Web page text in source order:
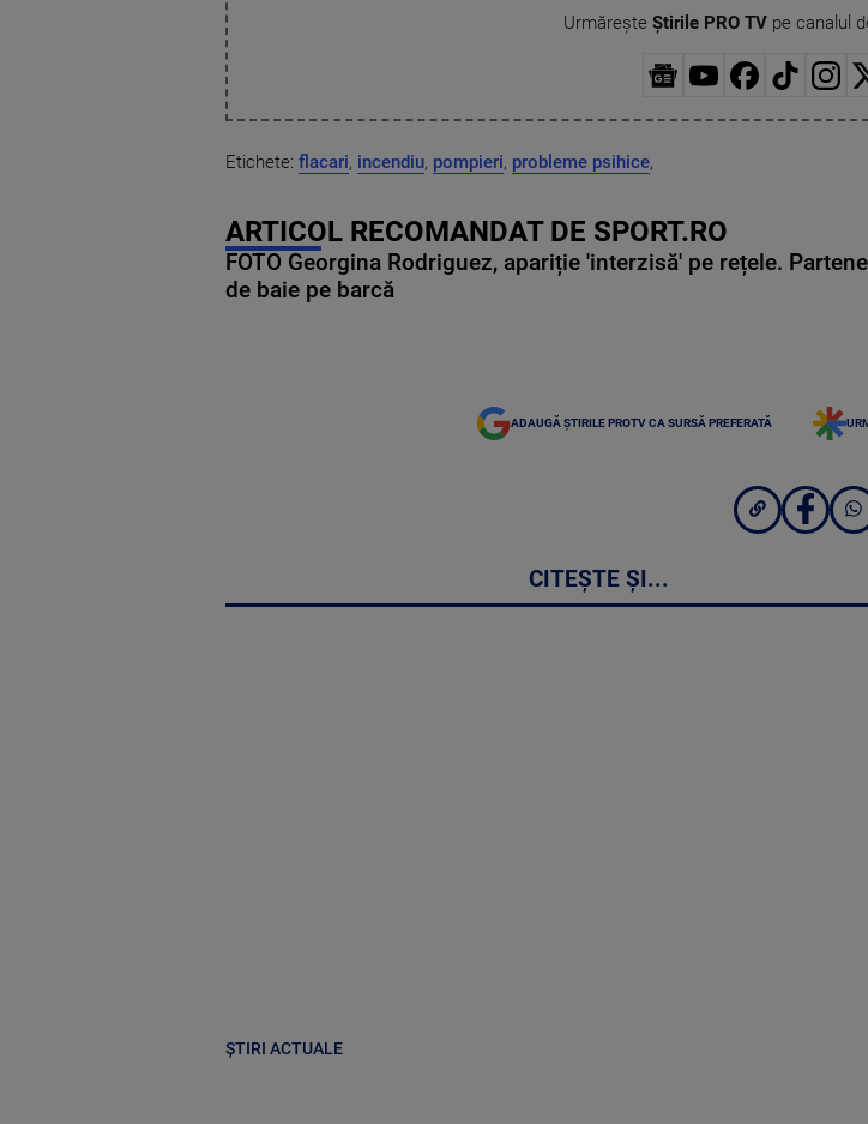
Urmărește Știrile PRO TVpe canalul
Etichete: flacari, incendiu, pompieri, probleme psihice,
ARTICOL RECOMANDAT DE SPORT.RO
FOTO Georgina Rodriguez, apariție 'interzisă' pe rețele.
de baie pe barcă
ADAUGĂ ȘTIRILE PROTV CA SURSĂ PREFERATĂ
CITEȘTE ȘI...
ȘTIRI ACTUALE